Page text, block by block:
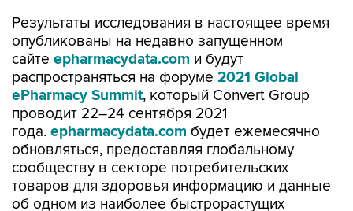
Результаты исследования в настоящее время
опубликованы на недавно запущенном
сайте epharmacydata.com и будут
распространяться на форуме 2021 Global
ePharmacy Summit, который Convert Group
проводит 22–24 сентября 2021
года. epharmacydata.com будет ежемесячно
обновляться, предоставляя глобальному
сообществу в секторе потребительских
товаров для здоровья информацию и данные
об одном из наиболее быстрорастущих